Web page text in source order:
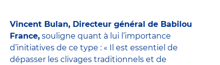
Vincent Bulan, Directeur général de Babilou
France, souligne quant à lui l’importance
d’initiatives de ce type : « Il est essentiel de
dépasser les clivages traditionnels et de